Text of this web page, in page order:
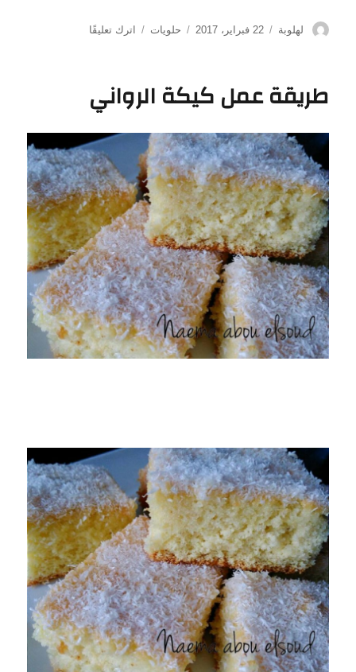
الكاتب
لهلوبة
نُشرت
22 فبراير، 2017 التصنيفات
حلويات اترك تعليقًا
طريقة عمل كيكة الرواني